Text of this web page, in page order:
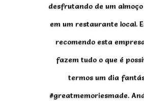
desfrutando de um
em um restaurante local.
recomendo esta
fazem tudo o que é
termos um dia
#greatmemoriesmade.